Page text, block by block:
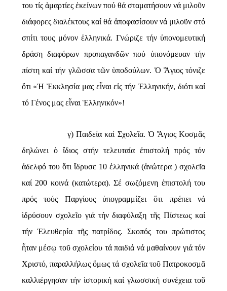
του τίς ἁμαρτίες ἐκείνων πού θά σταματήσουν νά μιλοῦν
διάφορες διαλέκτους καί θά ἀποφασίσουν νά μιλοῦν στό
σπίτι τους μόνον ἑλληνικά. Γνώριζε τήν ὑπονομευτική
δράση διαφόρων προπαγανδῶν πού ὑπονόμευαν τήν
πίστη καί τήν γλῶσσα τῶν ὑποδούλων. Ὁ Ἅγιος τόνιζε
ὅτι «Ἡ Ἐκκλησία μας εἶναι εἰς τήν Ἑλληνικήν, διότι καί
τό Γένος μας εἶναι Ἑλληνικόν»!
γ)Παιδεία καί Σχολεῖα. Ὁ Ἅγιος Κοσμᾶς
δηλώνει ὁ ἴδιος στήν τελευταία ἐπιστολή πρός τόν
ἀδελφό του ὅτι ἵδρυσε 10 ἑλληνικά (ἀνώτερα ) σχολεῖα
καί 200 κοινά (κατώτερα). Σέ σωζόμενη ἐπιστολή του
πρός τούς Παργίους ὑπογραμμίζει ὅτι πρέπει νά
ἱδρύσουν σχολεῖο γιά τήν διαφύλαξη τῆς Πίστεως καί
τήν Ἐλευθερία τῆς πατρίδος. Σκοπός του πρώτιστος
ἦταν μέσῳ τοῦ σχολείου τά παιδιά νά μαθαίνουν γιά τόν
Χριστό, παραλλήλως ὅμως τά σχολεῖα τοῦ Πατροκοσμᾶ
καλλιέργησαν τήν ἱστορική καί γλωσσική συνέχεια τοῦ